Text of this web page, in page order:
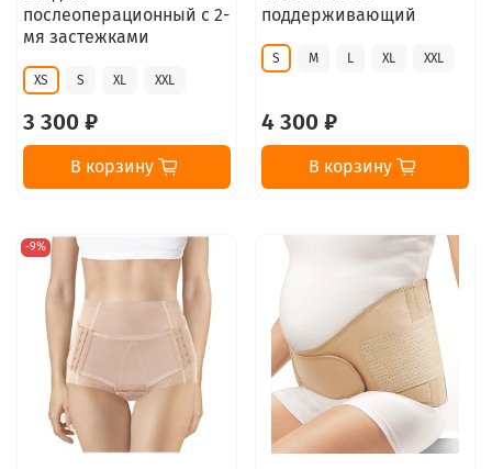
послеоперационный с 2-
мя застежками
XS S XL XXL
3 300 ₽
В корзину
поддерживающий
S M L XL XXL
4 300 ₽
В корзину
-9%